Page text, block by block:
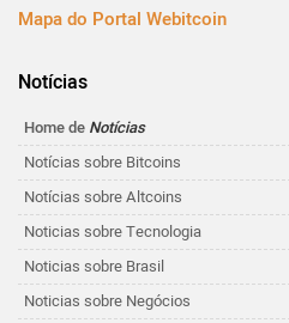
Mapa do Portal Webitcoin
Notícias
Home de Notícias
Notícias sobre Bitcoins
Notícias sobre Altcoins
Noticias sobre Tecnologia
Noticias sobre Brasil
Noticias sobre Negócios